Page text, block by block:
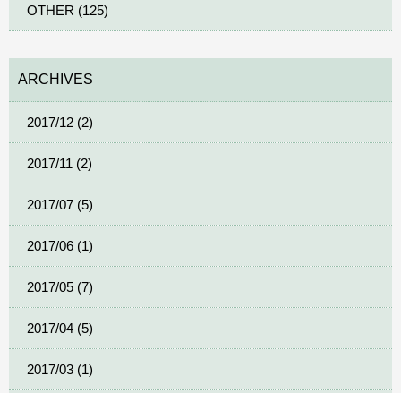
OTHER (125)
ARCHIVES
2017/12 (2)
2017/11 (2)
2017/07 (5)
2017/06 (1)
2017/05 (7)
2017/04 (5)
2017/03 (1)